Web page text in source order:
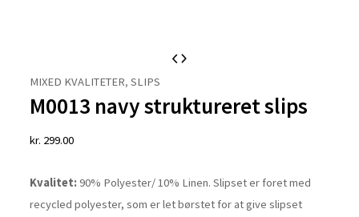
MIXED KVALITETER,SLIPS
M0013 navy struktureret slips
kr. 299.00
Kvalitet: 90% Polyester/ 10% Linen. Slipset er foret med
recycled polyester, som er let børstet for at give slipset
navy
struktureret
antal